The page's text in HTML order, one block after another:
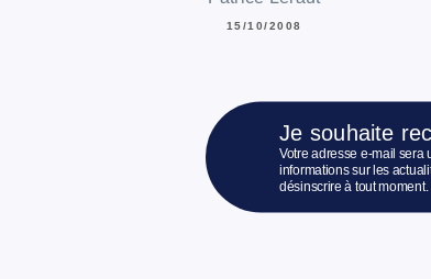
15/10/2008
Je souhaite
Votre adresse e-mail sera
informations sur les
désinscrire à tout